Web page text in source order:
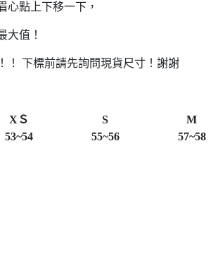
心點上下移一下，
大值！
！ 下標前請先詢問現貨尺寸！謝謝
XＳ S
M
53~54 55~56 57~58